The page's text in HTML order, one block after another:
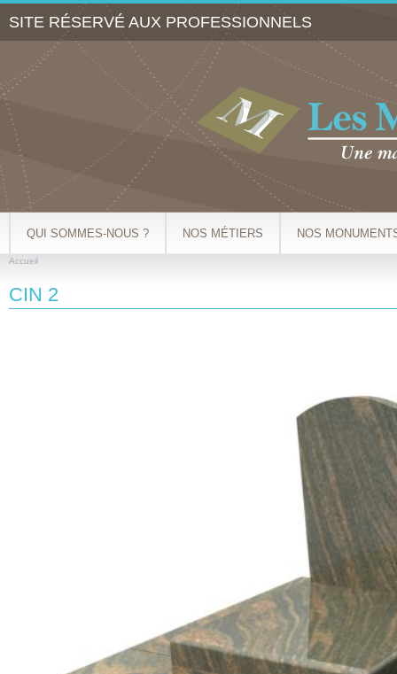
SITE RÉSERVÉ AUX PROFESSIONNELS
QUI SOMMES-NOUS ? NOS MÉTIERS NOS
Accueil
CIN 2